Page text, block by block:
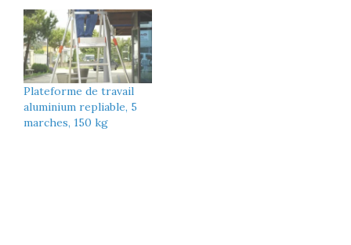
Plateforme de travail
aluminium repliable, 5
marches, 150 kg